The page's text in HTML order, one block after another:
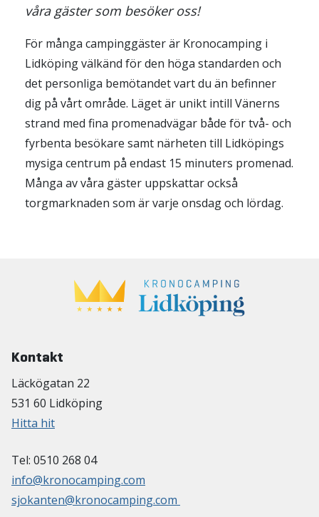
våra gäster som besöker oss!
För många campinggäster är Kronocamping i
Lidköping välkänd för den höga standarden och
det personliga bemötandet vart du än befinner
dig på vårt område. Läget är unikt intill Vänerns
strand med fina promenadvägar både för två- och
fyrbenta besökare samt närheten till Lidköpings
mysiga centrum på endast 15 minuters promenad.
Många av våra gäster uppskattar också
torgmarknaden som är varje onsdag och lördag.
Kontakt
Läckögatan 22
531 60 Lidköping
Hitta hit
Tel: 0510 268 04
info@kronocamping.com
sjokanten@kronocamping.com